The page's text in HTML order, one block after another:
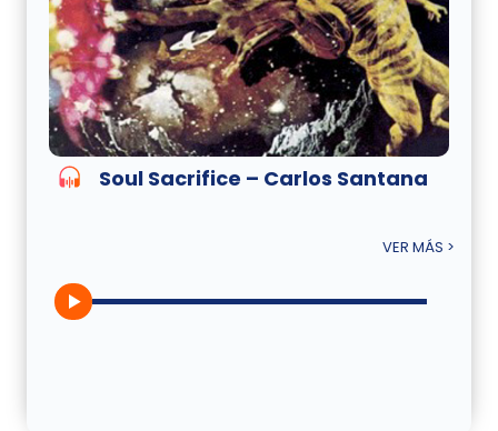
Soul Sacrifice – Carlos Santana
VER MÁS >